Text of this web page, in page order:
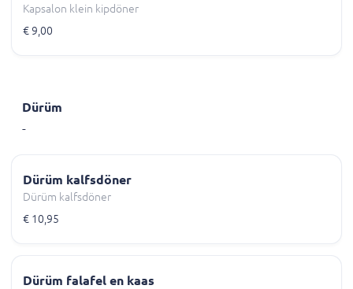
Kapsalon klein kipdöner
€ 9,00
Dürüm
-
Dürüm kalfsdöner
Dürüm kalfsdöner
€ 10,95
Dürüm falafel en kaas